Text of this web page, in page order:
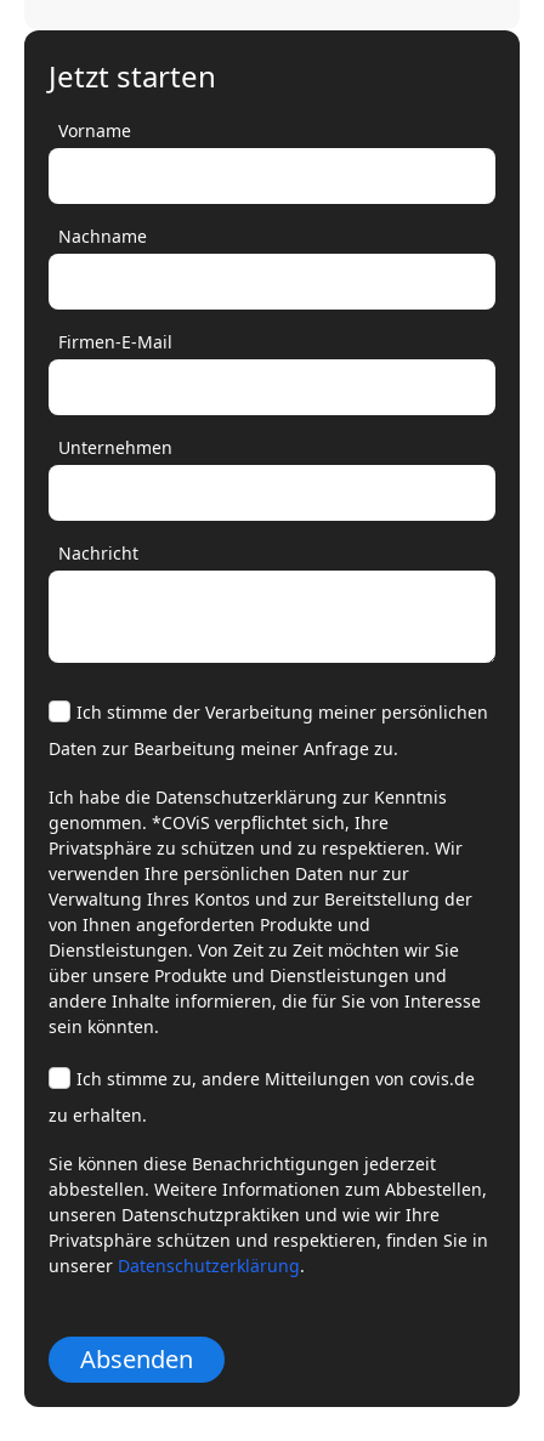
Jetzt starten
Vorname
Nachname
Firmen-E-Mail
Unternehmen
Nachricht
Ich stimme der Verarbeitung meiner persönlichen
Daten zur Bearbeitung meiner Anfrage zu.
Ich habe die Datenschutzerklärung zur Kenntnis
genommen. *COViS verpflichtet sich, Ihre
Privatsphäre zu schützen und zu respektieren. Wir
verwenden Ihre persönlichen Daten nur zur
Verwaltung Ihres Kontos und zur Bereitstellung der
von Ihnen angeforderten Produkte und
Dienstleistungen. Von Zeit zu Zeit möchten wir Sie
über unsere Produkte und Dienstleistungen und
andere Inhalte informieren, die für Sie von Interesse
sein könnten.
Ich stimme zu, andere Mitteilungen von covis.de
zu erhalten.
Sie können diese Benachrichtigungen jederzeit
abbestellen. Weitere Informationen zum Abbestellen,
unseren Datenschutzpraktiken und wie wir Ihre
Privatsphäre schützen und respektieren, finden Sie in
unserer Datenschutzerklärung.
Absenden